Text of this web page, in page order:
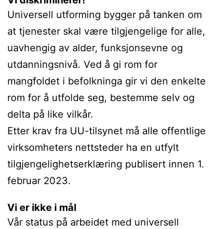
Universell utforming bygger på tanken om
at tjenester skal være tilgjengelige for alle,
uavhengig av alder, funksjonsevne og
utdanningsnivå. Ved å gi rom for
mangfoldet i befolkninga gir vi den enkelte
rom for å utfolde seg, bestemme selv og
delta på like vilkår.
Etter krav fra UU-tilsynet må alle offentlige
virksomheters nettsteder ha en utfylt
tilgjengelighetserklæring publisert innen 1.
februar 2023.
Vi er ikke i mål
Vår status på arbeidet med universell